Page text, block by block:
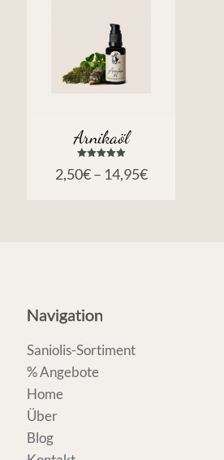
Arnikaöl
mit
2,50€– 14,95€
Navigation
Saniolis-Sortiment
% Angebote
Home
Über
Blog